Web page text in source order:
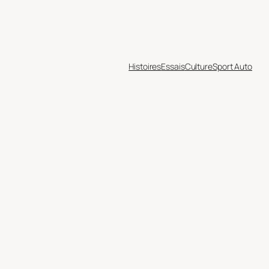
HistoiresEssaisCultureSport Auto